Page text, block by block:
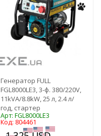
Генератор FULL
FGL8000LE3, 3-ф. 380/220V,
11kVA/8.8kW, 25 л, 2.4 л/
год, стартер
Арт: FGL8000LE3
Код: 804461